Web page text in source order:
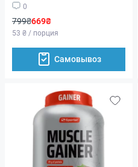
0
799₴669₴
53 ₴ / порция
Самовывоз